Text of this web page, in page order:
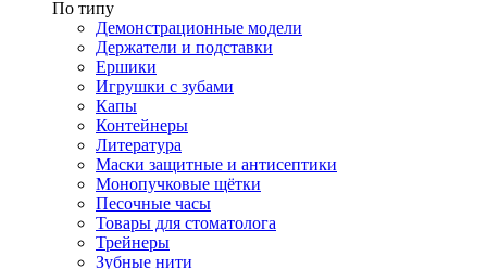
По типу
Демонстрационные модели
Держатели и подставки
Ершики
Игрушки с зубами
Капы
Контейнеры
Литература
Маски защитные и антисептики
Монопучковые щётки
Песочные часы
Товары для стоматолога
Трейнеры
Зубные нити